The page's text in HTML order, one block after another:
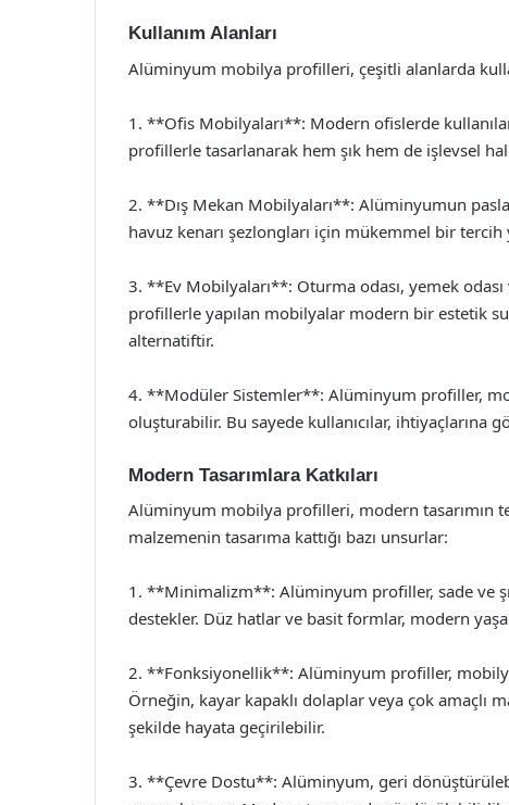
Kullanım Alanları
Alüminyum mobilya profilleri, çeşitli alanlarda
1. **Ofis Mobilyaları**: Modern ofislerde
profillerle tasarlanarak hem şık hem de işlevsel
2. **Dış Mekan Mobilyaları**: Alüminyumun
havuz kenarı şezlongları için mükemmel bir tercih
3. **Ev Mobilyaları**: Oturma odası, yemek
profillerle yapılan mobilyalar modern bir estetik
alternatiftir.
4. **Modüler Sistemler**: Alüminyum profiller,
oluşturabilir. Bu sayede kullanıcılar, ihtiyaçlarına
Modern Tasarımlara Katkıları
Alüminyum mobilya profilleri, modern tasarımın
malzemenin tasarıma kattığı bazı unsurlar:
1. **Minimalizm**: Alüminyum profiller, sade ve
destekler. Düz hatlar ve basit formlar, modern
2. **Fonksiyonellik**: Alüminyum profiller,
Örneğin, kayar kapaklı dolaplar veya çok amaçlı
şekilde hayata geçirilebilir.
3. **Çevre Dostu**: Alüminyum, geri